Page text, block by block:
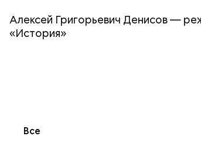
Алексей Григорьевич Денисов —
«История»
Все